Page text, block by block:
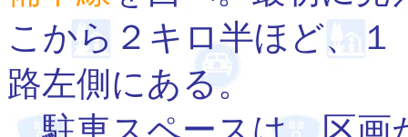
こから２キロ半ほど、
路左側にある。